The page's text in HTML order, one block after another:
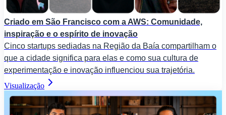
Criado em São Francisco com a AWS: Comunidade,
inspiração e o espírito de inovação
Cinco startups sediadas na Região da Baía compartilham o
que a cidade significa para elas e como sua cultura de
experimentação e inovação influenciou sua trajetória.
Visualização